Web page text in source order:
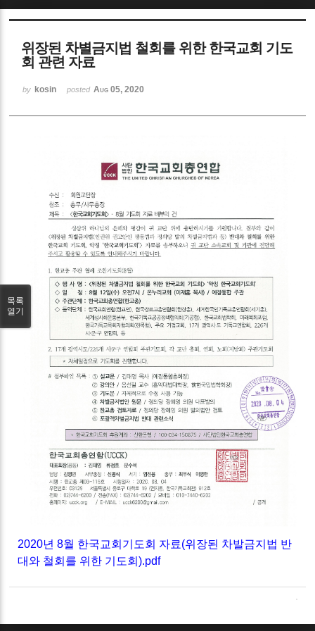
위장된 차별금지법 철회를 위한 한국교회 기도
회 관련 자료
by kosin posted Aug 05, 2020
2020년 8월 한국교회기도회 자료(위장된 차발금지법 반
대와 철회를 위한 기도회).pdf
목록
열기
Sketchbook5, 스케치북5
Sketchbook5, 스케치북5